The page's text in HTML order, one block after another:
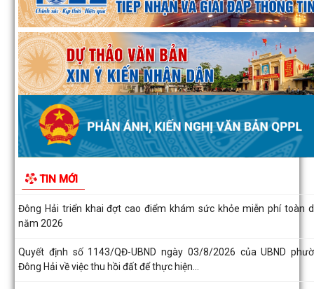
TIN MỚI
Cai - Hà Nội - Hải Phòng
Bàn giao mốc giải phóng mặt bằng Dự án phát triển thành phố
Phòng thích ứng với biến đổi khí...
Đồng chí Chủ tịch UBND phường Đông Hải dự sinh hoạt Chi bộ Tổ
phố Đoạn Xá 1
Quyết định số 1163/QĐ-UBND ngày 04/8/2026 của UBND
Đông Hải về việc công bố Người phát ngôn...
Đông Hải
Đông Hải triển khai đợt cao điểm khám sức khỏe miễn phí toàn
năm 2026
Quyết định số 1143/QĐ-UBND ngày 03/8/2026 của UBND
Đông Hải về việc thu hồi đất để thực hiện...